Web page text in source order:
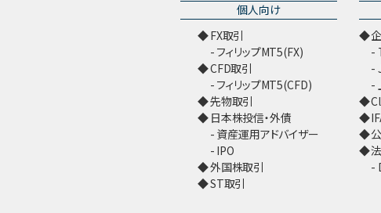
個人向け
FX取引
フィリップMT5(FX)
CFD取引
フィリップMT5(CFD)
先物取引
日本株投信・外債
資産運用アドバイザー
IPO
外国株取引
ST取引